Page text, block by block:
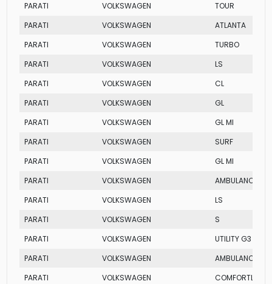
PARATI
VOLKSWAGEN
TOUR
PARATI
VOLKSWAGEN
ATLANTA
PARATI
VOLKSWAGEN
TURBO
PARATI
VOLKSWAGEN
LS
PARATI
VOLKSWAGEN
CL
PARATI
VOLKSWAGEN
GL
PARATI
VOLKSWAGEN
GL MI
PARATI
VOLKSWAGEN
SURF
PARATI
VOLKSWAGEN
GL MI
PARATI
VOLKSWAGEN
AMBULANCIA MI
PARATI
VOLKSWAGEN
LS
PARATI
VOLKSWAGEN
S
PARATI
VOLKSWAGEN
UTILITY G3
PARATI
VOLKSWAGEN
AMBULANCIA MI
PARATI
VOLKSWAGEN
COMFORTLINE